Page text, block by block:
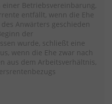
einer Betriebsvereinbarung,
entfällt, wenn die Ehe
Anwärters geschieden
der
wurde, schließt eine
wenn die Ehe zwar nach
aus dem Arbeitsverhältnis,